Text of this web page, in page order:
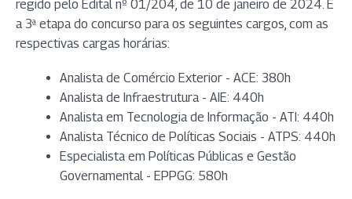
regido pelo Edital nº 01/204, de 10 de janeiro de 2024. É
a 3ª etapa do concurso para os seguintes cargos, com as
respectivas cargas horárias:
Analista de Comércio Exterior - ACE: 380h
Analista de Infraestrutura - AIE: 440h
Analista em Tecnologia de Informação - ATI: 440h
Analista Técnico de Políticas Sociais - ATPS: 440h
Especialista em Políticas Públicas e Gestão
Governamental - EPPGG: 580h